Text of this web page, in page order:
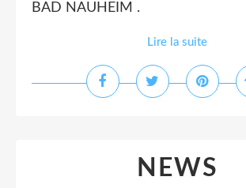
BAD NAUHEIM .
Lire la suite
NEWS